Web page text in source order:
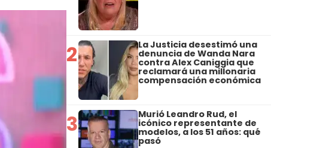
2 La Justicia desestimó una
denuncia de Wanda Nara
contra Alex Caniggia que
reclamará una millonaria
compensación económica
3 Murió Leandro Rud, el
icónico representante de
modelos, a los 51 años: qué
pasó